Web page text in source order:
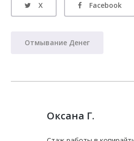
X Facebook
Отмывание Денег
Оксана Г.